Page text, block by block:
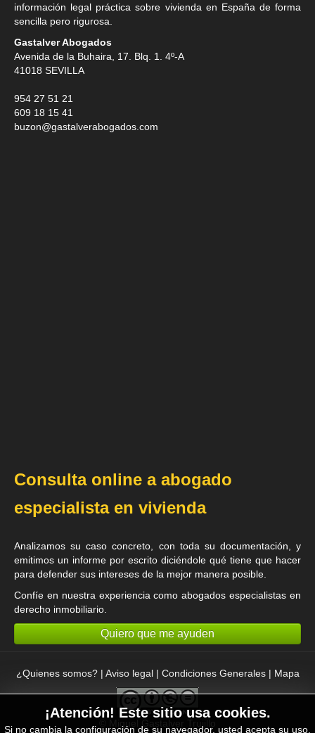
¡Atención! Este sitio usa cookies.
Si no cambia la configuración de su navegador, usted acepta su uso.
información legal práctica sobre vivienda en España de forma
sencilla pero rigurosa.
Gastalver Abogados
Avenida de la Buhaira, 17. Blq. 1. 4º-A
41018 SEVILLA
954 27 51 21
609 18 15 41
buzon@gastalverabogados.com
Consulta online a abogado
especialista en vivienda
Analizamos su caso concreto, con toda su documentación, y
emitimos un informe por escrito diciéndole qué tiene que hacer
para defender sus intereses de la mejor manera posible.
Confíe en nuestra experiencia comoabogados especialistas en
derecho inmobiliario
Quiero que me ayuden
¿Quienes somos?| Aviso legal| Condiciones Generales| Mapa